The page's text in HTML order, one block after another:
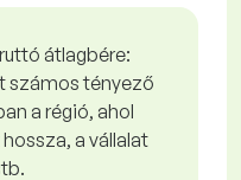
átlagbére:
számos tényező
a régió, ahol
a vállalat